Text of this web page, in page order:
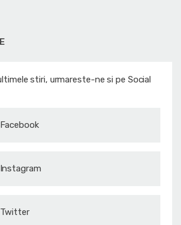
stiri, urmareste-ne si pe Social
Facebook
Instagram
Twitter